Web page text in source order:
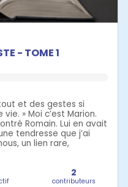
- TOME 1
et des gestes si
» Moi c’est Marion.
Romain. Lui en avait
tendresse que j’ai
un lien rare,
2
contributeurs